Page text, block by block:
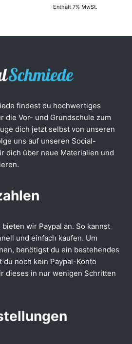
Enthält 7% MwSt.
findest du hochwertiges
die Vor- und Grundschule zum
dich jetzt selbst von unseren
uns auf unseren Social-
dich über neue Materialien und
wir Paypal an. So kannst
und einfach kaufen. Um
benötigst du ein bestehendes
du noch kein Paypal-Konto
dieses in nur wenigen Schritten